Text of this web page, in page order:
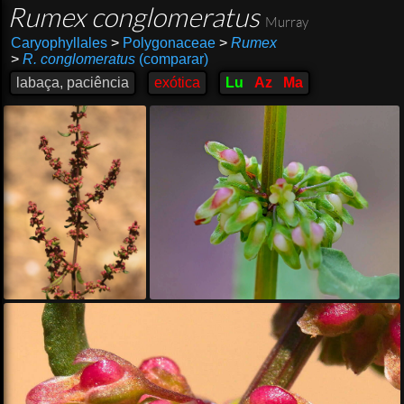
Rumex conglomeratus Murray
Caryophyllales >Polygonaceae > Rumex
> R. conglomeratus(comparar)
labaça, paciência
exótica Lu Az Ma